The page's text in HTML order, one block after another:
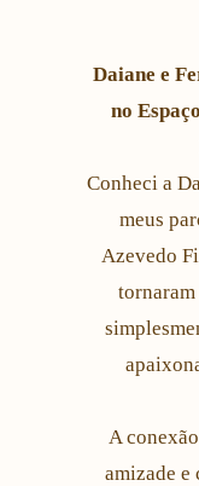
Daiane e
no
Conheci a
meus
Azevedo
tornaram
A
amizade e